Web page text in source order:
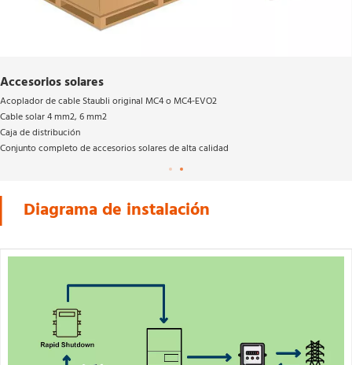
Accesorios solares
Acoplador de cable Staubli original MC4 o MC4-EVO2
Cable solar 4 mm2, 6 mm2
Caja de distribución
Conjunto completo de accesorios solares de alta calidad
Diagrama de instalación